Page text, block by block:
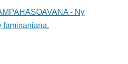
- Ny
faminaniana.